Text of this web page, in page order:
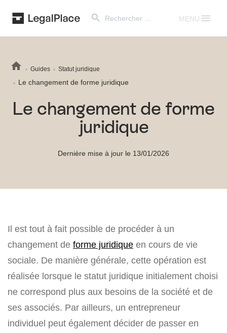
for:
MENU
Guides Statut juridique
Le changement de forme juridique
Le changement de forme
juridique
Dernière mise à jour le 13/01/2026
Il est tout à fait possible de procéder à un
changement de forme juridique en cours de vie
sociale. De manière générale, cette opération est
réalisée lorsque le statut juridique initialement choisi
ne correspond plus aux besoins de la société et de
ses associés. Par ailleurs, un entrepreneur
individuel peut également décider de passer en